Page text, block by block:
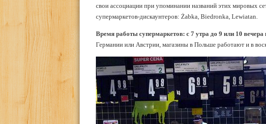
свои ассоциации при упоминании названий этих мировых
супермаркетов-дискаунтеров: Żabka, Biedronka, Lewiatan.
Время работы супермаркетов: с 7 утра до 9 или 10
Германии или Австрии, магазины в Польше работают и в